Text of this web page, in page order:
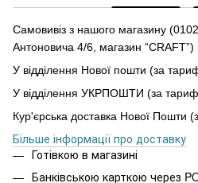
Самовивіз з нашого магазину
Антоновича 4/6, магазин “CRAFT”)
У відділення Нової пошти (за
У відділення УКРПОШТИ (за
Кур'єрська доставка Нової Пошти
Більше інформації про доставку
Готівкою в магазині
Банківською карткою через